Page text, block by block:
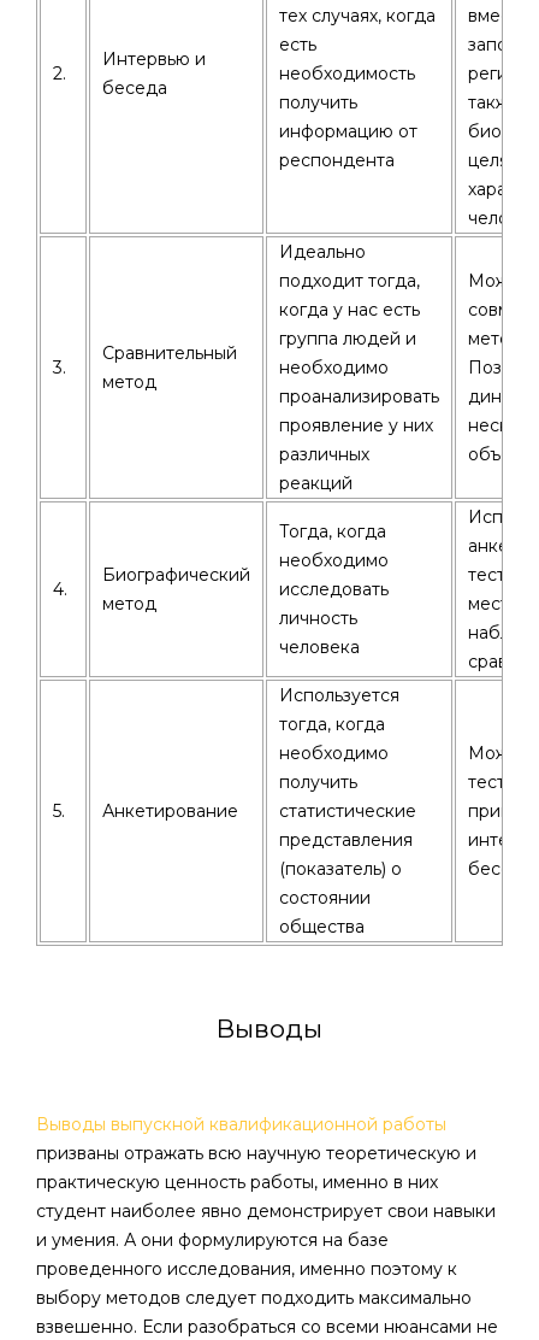
2.
Интервью и
беседа
тех случаях, когда
есть
необходимость
получить
информацию от
респондента
вместе
также
целях
3.
Сравнительный
метод
Идеально
подходит тогда,
когда у нас есть
группа людей и
необходимо
проанализировать
проявление у них
различных
реакций
Может
4.
Биографический
метод
Тогда, когда
необходимо
исследовать
личность
человека
место
5. Анкетирование
Используется
тогда, когда
необходимо
получить
статистические
представления
(показатель) о
состоянии
общества
Можно
Выводы
Выводы выпускной квалификационной работы
призваны отражать всю научную теоретическую и
практическую ценность работы, именно в них
студент наиболее явно демонстрирует свои навыки
и умения. А они формулируются на базе
проведенного исследования, именно поэтому к
выбору методов следует подходить максимально
взвешенно. Если разобраться со всеми нюансами не